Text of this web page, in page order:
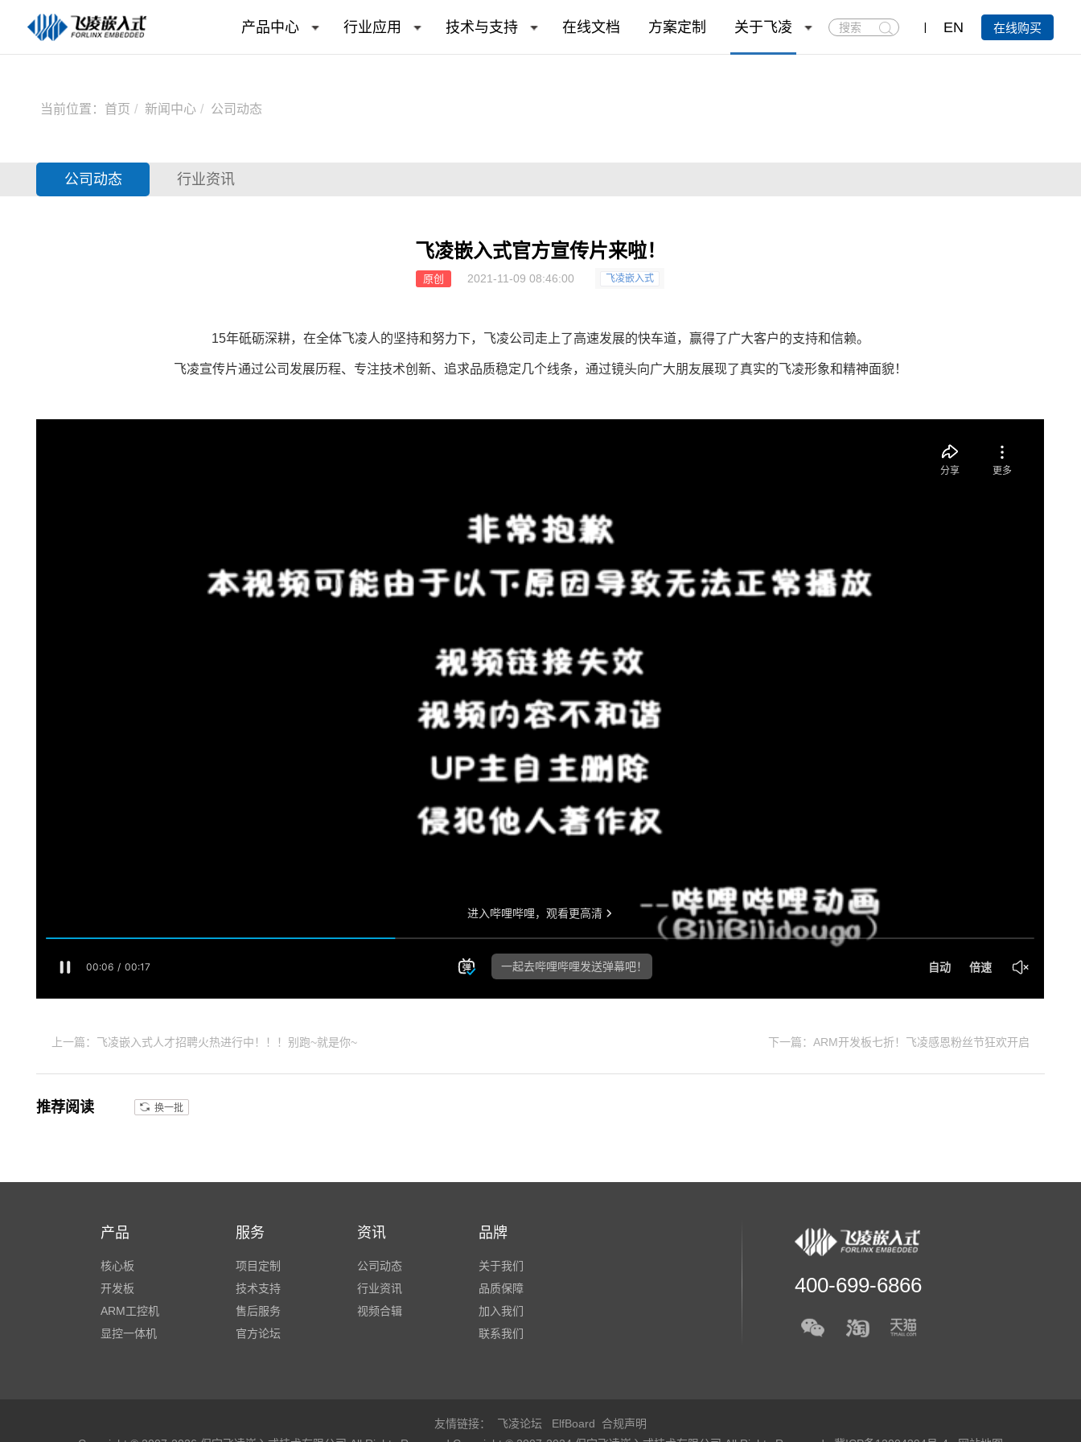
产品中心 行业应用 技术与支持 在线文档 方案定制 关于飞凌
搜
索
EN 在线购买
当前位置： 首页 新闻中心 公司动态
公司动态 行业资讯
飞凌嵌入式官方宣传片来啦！
原创 2021-11-09 08:46:00 飞凌嵌入式
15年砥砺深耕，在全体飞凌人的坚持和努力下，飞凌公司走上了高速发展的快车道，赢得了广大客户的支持和信赖。
飞凌宣传片通过公司发展历程、专注技术创新、追求品质稳定几个线条，通过镜头向广大朋友展现了真实的飞凌形象和精神面貌！
上一篇：飞凌嵌入式人才招聘火热进行中！！！别跑~就是你~ 下一篇：ARM开发板七折！飞凌感恩粉丝节狂欢开启
推荐阅读 换一批
产品
核心板
开发板
ARM工控机
显控一体机
服务
项目定制
技术支持
售后服务
官方论坛
资讯
公司动态
行业资讯
视频合辑
品牌
关于我们
品质保障
加入我们
联系我们
400-699-6866
友情链接： 飞凌论坛 ElfBoard
合规声明